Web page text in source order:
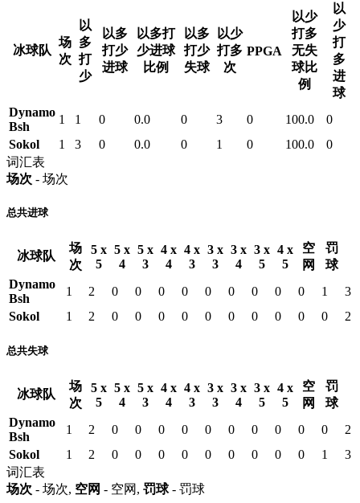
冰球队
场
次
以
多
打
少
以多
打少
进球
以多打
少进球
比例
以多
打少
失球
以少
打多
次
PPGA
以少
打多
无失
球比
例
以
少
打
多
进
球
Dynamo
Bsh
1 1 0 0.0 0 3 0 100.0
0
Sokol
1 3 0 0.0 0 1 0 100.0
0
词汇表
场次 - 场次
总共进球
冰球队
场
次
5 x
5
5 x
4
5 x
3
4 x
4
4 x
3
3 x
3
3 x
4
3 x
5
4 x
5
空
网
罚
球
Dynamo
Bsh
1 2 0 0 0 0 0 0 0 0 0 1
3
Sokol
1 2 0 0 0 0 0 0 0 0 0 0 2
总共失球
冰球队
场
次
5 x
5
5 x
4
5 x
3
4 x
4
4 x
3
3 x
3
3 x
4
3 x
5
4 x
5
空
网
罚
球
Dynamo
Bsh
1 2 0 0 0 0 0 0 0 0 0 0
2
Sokol
1 2 0 0 0 0 0 0 0 0 0 1
3
词汇表
场次 - 场次, 空网 - 空网, 罚球- 罚球